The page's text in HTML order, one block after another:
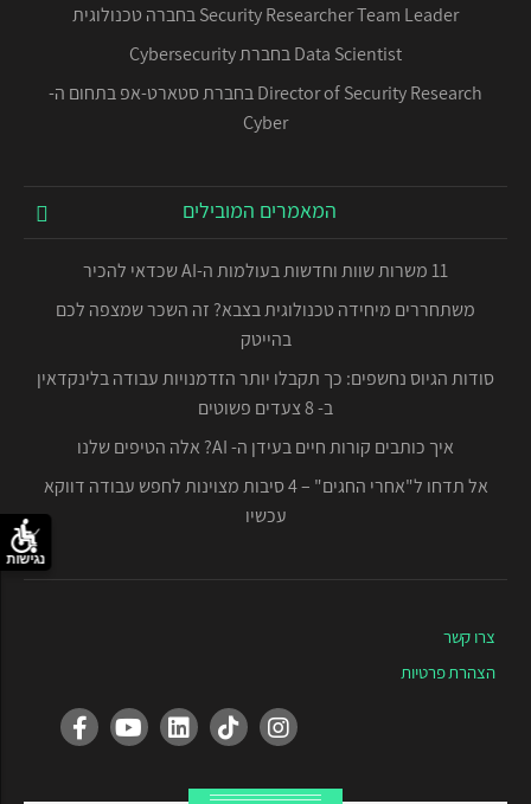
Security Researcher Team Leader בחברה טכנולוגית
Data Scientist בחברת Cybersecurity
Director of Security Research בחברת סטארט-אפ בתחום ה-
Cyber
המאמרים המובילים
11 משרות שוות וחדשות בעולמות ה-AI שכדאי להכיר
משתחררים מיחידה טכנולוגית בצבא? זה השכר שמצפה לכם
בהייטק
סודות הגיוס נחשפים: כך תקבלו יותר הזדמנויות עבודה בלינקדאין
ב- 8 צעדים פשוטים
איך כותבים קורות חיים בעידן ה- AI? אלה הטיפים שלנו
אל תדחו ל"אחרי החגים" – 4 סיבות מצוינות לחפש עבודה דווקא
עכשיו
צרו קשר
הצהרת פרטיות
נגישות